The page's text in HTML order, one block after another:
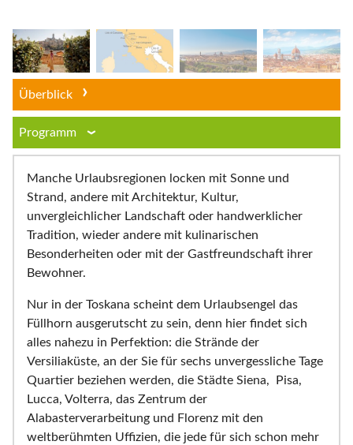
Überblick
Programm
Manche Urlaubsregionen locken mit Sonne und
Strand, andere mit Architektur, Kultur,
unvergleichlicher Landschaft oder handwerklicher
Tradition, wieder andere mit kulinarischen
Besonderheiten oder mit der Gastfreundschaft ihrer
Bewohner.
Nur in der Toskana scheint dem Urlaubsengel das
Füllhorn ausgerutscht zu sein, denn hier findet sich
alles nahezu in Perfektion: die Strände der
Versiliaküste, an der Sie für sechs unvergessliche Tage
Quartier beziehen werden, die Städte Siena, Pisa,
Lucca, Volterra, das Zentrum der
Alabasterverarbeitung und Florenz mit den
weltberühmten Uffizien, die jede für sich schon mehr